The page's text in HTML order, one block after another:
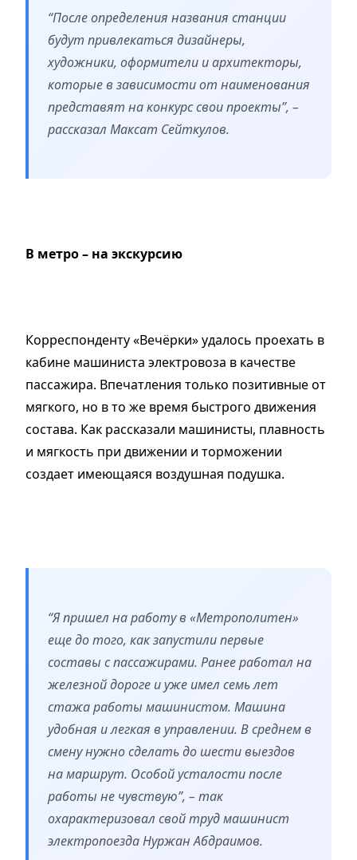
“После определения названия станции
будут привлекаться дизайнеры,
художники, оформители и архитекторы,
которые в зависимости от наименования
представят на конкурс свои проекты”, –
рассказал Максат Сейткулов.
В метро – на экскурсию
Корреспонденту «Вечёрки» удалось проехать в
кабине машиниста электровоза в качестве
пассажира. Впечатления только позитивные от
мягкого, но в то же время быстрого движения
состава. Как рассказали машинисты, плавность
и мягкость при движении и торможении
создает имеющаяся воздушная подушка.
“Я пришел на работу в «Метрополитен»
еще до того, как запустили первые
составы с пассажирами. Ранее работал на
железной дороге и уже имел семь лет
стажа работы машинистом. Машина
удобная и легкая в управлении. В среднем в
смену нужно сделать до шести выездов
на маршрут. Особой усталости после
работы не чувствую”, – так
охарактеризовал свой труд машинист
электропоезда Нуржан Абдраимов.